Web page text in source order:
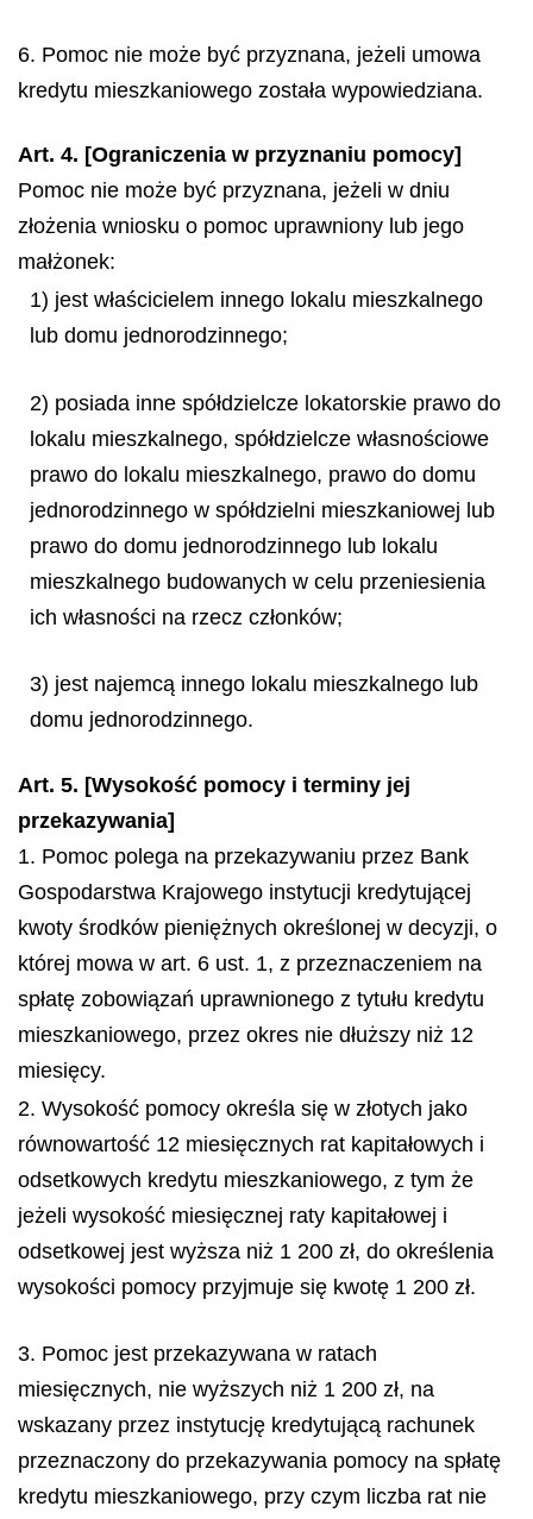
6. Pomoc nie może być przyznana, jeżeli umowa
kredytu mieszkaniowego została wypowiedziana.
Art. 4. [Ograniczenia w przyznaniu pomocy]
Pomoc nie może być przyznana, jeżeli w dniu
złożenia wniosku o pomoc uprawniony lub jego
małżonek:
1) jest właścicielem innego lokalu mieszkalnego
lub domu jednorodzinnego;
2) posiada inne spółdzielcze lokatorskie prawo do
lokalu mieszkalnego, spółdzielcze własnościowe
prawo do lokalu mieszkalnego, prawo do domu
jednorodzinnego w spółdzielni mieszkaniowej lub
prawo do domu jednorodzinnego lub lokalu
mieszkalnego budowanych w celu przeniesienia
ich własności na rzecz członków;
3) jest najemcą innego lokalu mieszkalnego lub
domu jednorodzinnego.
Art. 5. [Wysokość pomocy i terminy jej
przekazywania]
1. Pomoc polega na przekazywaniu przez Bank
Gospodarstwa Krajowego instytucji kredytującej
kwoty środków pieniężnych określonej w decyzji, o
której mowa w art. 6 ust. 1, z przeznaczeniem na
spłatę zobowiązań uprawnionego z tytułu kredytu
mieszkaniowego, przez okres nie dłuższy niż 12
miesięcy.
2. Wysokość pomocy określa się w złotych jako
równowartość 12 miesięcznych rat kapitałowych i
odsetkowych kredytu mieszkaniowego, z tym że
jeżeli wysokość miesięcznej raty kapitałowej i
odsetkowej jest wyższa niż 1 200 zł, do określenia
wysokości pomocy przyjmuje się kwotę 1 200 zł.
3. Pomoc jest przekazywana w ratach
miesięcznych, nie wyższych niż 1 200 zł, na
wskazany przez instytucję kredytującą rachunek
przeznaczony do przekazywania pomocy na spłatę
kredytu mieszkaniowego, przy czym liczba rat nie